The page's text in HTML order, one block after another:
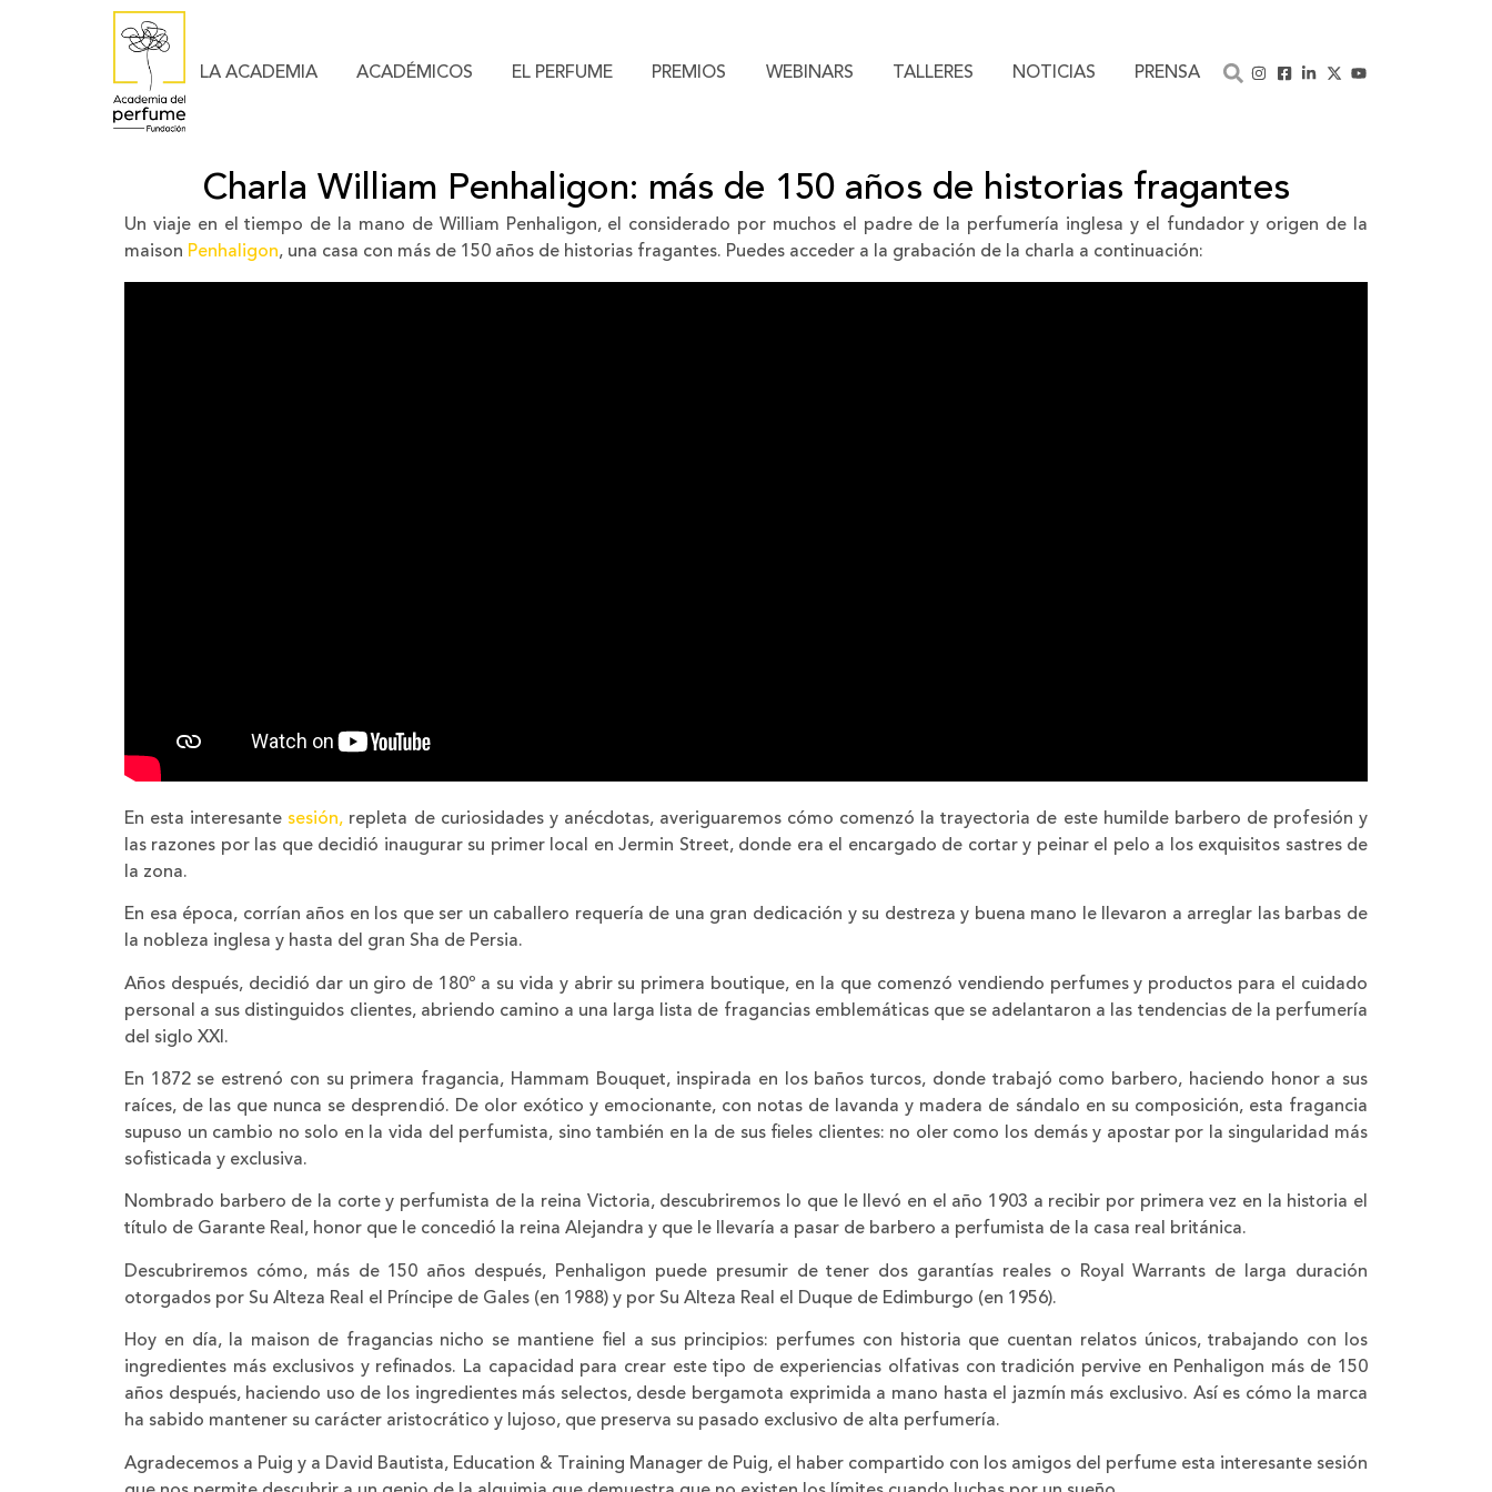
LA ACADEMIA ACADÉMICOS EL PERFUME PREMIOS WEBINARS TALLERES NOTICIAS PRENSA
Charla William Penhaligon: más de 150 años de historias fragantes
Un viaje en el tiempo de la mano de William Penhaligon, el considerado por muchos el padre de la perfumería inglesa y el fundador y origen de la
maison Penhaligon, una casa con más de 150 años de historias fragantes. Puedes acceder a la grabación de la charla a continuación:
En esta interesante sesión, repleta de curiosidades y anécdotas, averiguaremos cómo comenzó la trayectoria de este humilde barbero de profesión y
las razones por las que decidió inaugurar su primer local en Jermin Street, donde era el encargado de cortar y peinar el pelo a los exquisitos sastres de
la zona.
En esa época, corrían años en los que ser un caballero requería de una gran dedicación y su destreza y buena mano le llevaron a arreglar las barbas de
la nobleza inglesa y hasta del gran Sha de Persia.
Años después, decidió dar un giro de 180º a su vida y abrir su primera boutique, en la que comenzó vendiendo perfumes y productos para el cuidado
personal a sus distinguidos clientes, abriendo camino a una larga lista de fragancias emblemáticas que se adelantaron a las tendencias de la perfumería
del siglo XXI.
En 1872 se estrenó con su primera fragancia, Hammam Bouquet, inspirada en los baños turcos, donde trabajó como barbero, haciendo honor a sus
raíces, de las que nunca se desprendió. De olor exótico y emocionante, con notas de lavanda y madera de sándalo en su composición, esta fragancia
supuso un cambio no solo en la vida del perfumista, sino también en la de sus fieles clientes: no oler como los demás y apostar por la singularidad más
sofisticada y exclusiva.
Nombrado barbero de la corte y perfumista de la reina Victoria, descubriremos lo que le llevó en el año 1903 a recibir por primera vez en la historia el
título de Garante Real, honor que le concedió la reina Alejandra y que le llevaría a pasar de barbero a perfumista de la casa real británica.
Descubriremos cómo, más de 150 años después, Penhaligon puede presumir de tener dos garantías reales o Royal Warrants de larga duración
otorgados por Su Alteza Real el Príncipe de Gales (en 1988) y por Su Alteza Real el Duque de Edimburgo (en 1956).
Hoy en día, la maison de fragancias nicho se mantiene fiel a sus principios: perfumes con historia que cuentan relatos únicos, trabajando con los
ingredientes más exclusivos y refinados. La capacidad para crear este tipo de experiencias olfativas con tradición pervive en Penhaligon más de 150
años después, haciendo uso de los ingredientes más selectos, desde bergamota exprimida a mano hasta el jazmín más exclusivo. Así es cómo la marca
ha sabido mantener su carácter aristocrático y lujoso, que preserva su pasado exclusivo de alta perfumería.
Agradecemos a Puig y a David Bautista, Education & Training Manager de Puig, el haber compartido con los amigos del perfume esta interesante sesión